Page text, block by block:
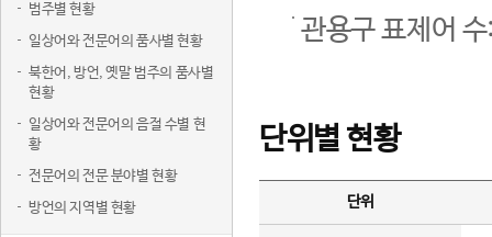
범주별 현황
일상어와 전문어의 품사별 현황
북한어, 방언, 옛말 범주의 품사별
현황
일상어와 전문어의 음절 수별 현
황
전문어의 전문 분야별 현황
방언의 지역별 현황
관용구 표제어
단위별 현황
단위